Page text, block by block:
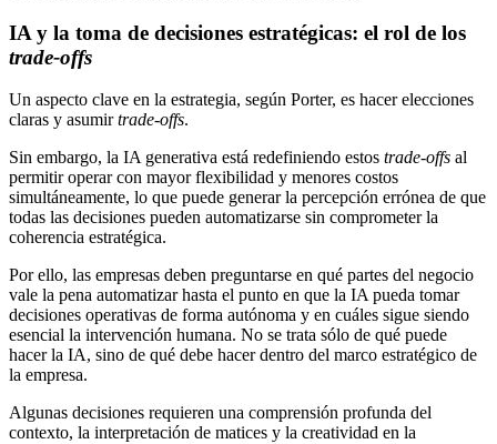
IA y la toma de decisiones estratégicas: el rol de los
trade-offs
Un aspecto clave en la estrategia, según Porter, es hacer elecciones
claras y asumirtrade-offs.
Sin embargo, la IA generativa está redefiniendo estos trade-offs al
permitir operar con mayor flexibilidad y menores costos
simultáneamente, lo que puede generar la percepción errónea de que
todas las decisiones pueden automatizarse sin comprometer la
coherencia estratégica.
Por ello, las empresas deben preguntarse en qué partes del negocio
vale la pena automatizar hasta el punto en que la IA pueda tomar
decisiones operativas de forma autónoma y en cuáles sigue siendo
esencial la intervención humana. No se trata sólo de qué puede
hacer la IA, sino de qué debe hacer dentro del marco estratégico de
la empresa.
Algunas decisiones requieren una comprensión profunda del
contexto, la interpretación de matices y la creatividad en la